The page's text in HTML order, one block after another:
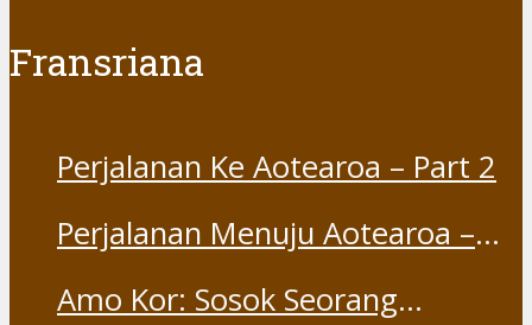
Fransriana
Perjalanan Ke Aotearoa – Part 2
Perjalanan Menuju Aotearoa –
Amo Kor: Sosok Seorang